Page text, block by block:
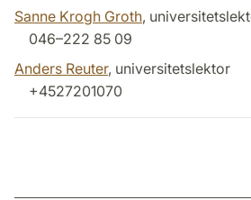
Sanne Krogh Groth,
046–222 85 09
Anders Reuter, universitetslektor
+4527201070